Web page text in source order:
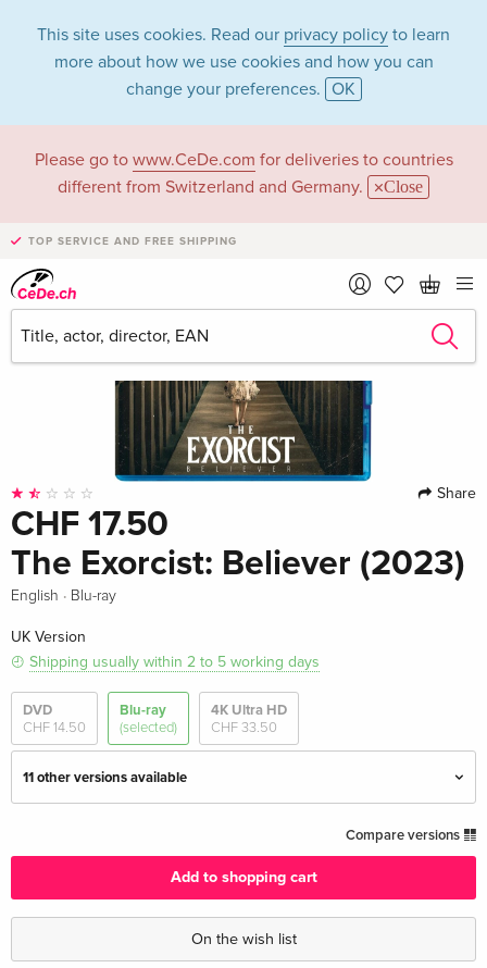
This site uses cookies. Read our privacy policy to learn
more about how we use cookies and how you can
change your preferences. OK
Please go to www.CeDe.com for deliveries to countries
different from Switzerland and Germany.
Close
TOP SERVICE AND FREE SHIPPING
Share
CHF 17.50
The Exorcist: Believer (2023)
English · Blu-ray
UK Version
Shipping usually within 2 to 5 working days
DVD
CHF 14.50
Blu-ray
(selected)
4K Ultra HD
CHF 33.50
11 other versions available
CHF 17.50
Compare versions
Add to shopping cart
On the wish list